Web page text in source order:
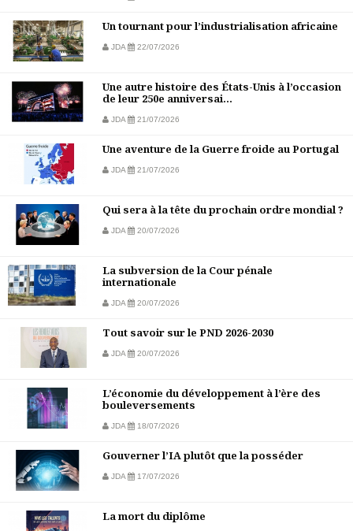
Un tournant pour l’industrialisation africaine
JDA 22/07/2026
Une autre histoire des États-Unis à l’occasion
de leur 250e anniversai...
JDA 21/07/2026
Une aventure de la Guerre froide au Portugal
JDA 21/07/2026
Qui sera à la tête du prochain ordre mondial ?
JDA 20/07/2026
La subversion de la Cour pénale
internationale
JDA 20/07/2026
Tout savoir sur le PND 2026-2030
JDA 20/07/2026
L’économie du développement à l’ère des
bouleversements
JDA 18/07/2026
Gouverner l’IA plutôt que la posséder
JDA 17/07/2026
La mort du diplôme